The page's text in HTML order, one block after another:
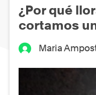
¿Por qué
cortamos
Maria